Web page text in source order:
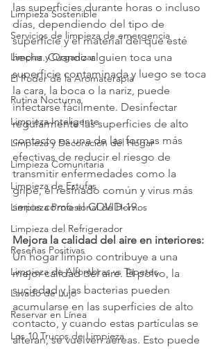
Limpieza Sostenible
Servicios de limpieza de emergencia
Limpiar y Organizar
El Poder de la Aromaterapia
Rutina Nocturna
Limpieza Inteligente
Limpieza y Decoración del Hogar
Limpieza Comunitaria
Limpieza de Estufas
Limpieza Profesional de Hornos
Limpieza del Refrigerador
Reseñas Positivas
Limpieza de Alfombras vs Tapetes
Lavado de Lujo
Reservar en Línea
Los 10 Trucos de Limpieza
las superficies durante horas o incluso
días, dependiendo del tipo de
superficie y el material del que esté
hecha. Cuando alguien toca una
superficie contaminada y luego se toca
la cara, la boca o la nariz, puede
infectarse fácilmente. Desinfectar
regularmente las superficies de alto
contacto es una de las formas más
efectivas de reducir el riesgo de
transmitir enfermedades como la
gripe, el resfriado común y virus más
serios como el COVID-19.
Mejora la calidad del aire en interiores:
Un hogar limpio contribuye a una
mejor calidad del aire. El polvo, la
suciedad y las bacterias pueden
acumularse en las superficies de alto
contacto, y cuando estas partículas se
alteran, se vuelven aéreas. Esto puede